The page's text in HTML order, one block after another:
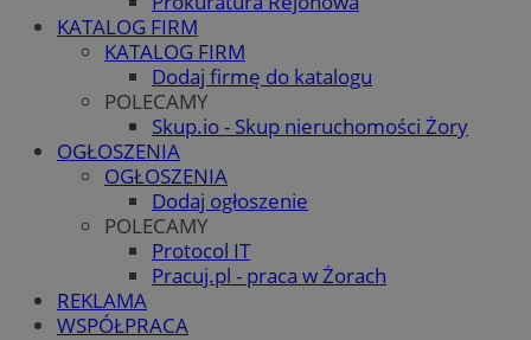
KATALOG FIRM
KATALOG FIRM
Dodaj firmę do katalogu
POLECAMY
Skup.io - Skup nieruchomości Żory
OGŁOSZENIA
OGŁOSZENIA
Dodaj ogłoszenie
POLECAMY
Protocol IT
Pracuj.pl - praca w Żorach
REKLAMA
WSPÓŁPRACA